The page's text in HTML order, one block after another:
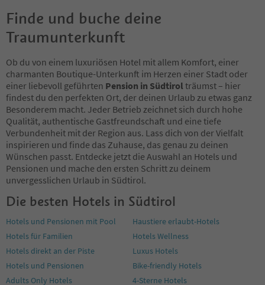
84
85
86
88
89
90
91
92
93
94
95
96
97
98
100
102
103
104
105
Finde und buche deine
Traumunterkunft
Ob du von einem luxuriösen Hotel mit allem Komfort, einer
charmanten Boutique-Unterkunft im Herzen einer Stadt oder
einer liebevoll geführten Pension in Südtirol träumst – hier
findest du den perfekten Ort, der deinen Urlaub zu etwas ganz
Besonderem macht. Jeder Betrieb zeichnet sich durch hohe
Qualität, authentische Gastfreundschaft und eine tiefe
Verbundenheit mit der Region aus. Lass dich von der Vielfalt
inspirieren und finde das Zuhause, das genau zu deinen
Wünschen passt. Entdecke jetzt die Auswahl an Hotels und
Pensionen und mache den ersten Schritt zu deinem
unvergesslichen Urlaub in Südtirol.
Die besten Hotels in Südtirol
Hotels und Pensionen mit Pool
Haustiere erlaubt-Hotels
Hotels für Familien
Hotels Wellness
Hotels direkt an der Piste
Luxus Hotels
Hotels und Pensionen
Bike-friendly Hotels
Adults Only Hotels
4-Sterne Hotels